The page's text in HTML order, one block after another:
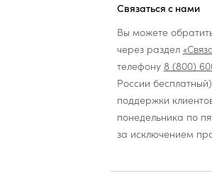
Связаться с нами
Вы можете
через раздел
телефону 8 (800)
России
поддержки
понедельника по
за исключением